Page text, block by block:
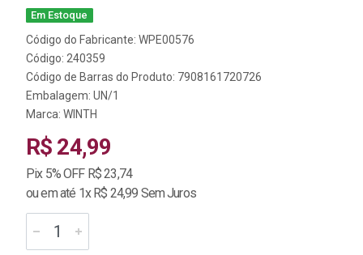
Em Estoque
Código do Fabricante: WPE00576
Código: 240359
Código de Barras do Produto: 7908161720726
Embalagem: UN/1
Marca: WINTH
R$ 24,99
Pix 5% OFF R$ 23,74
ou em até 1x R$ 24,99 Sem Juros